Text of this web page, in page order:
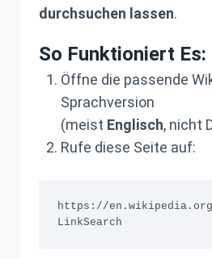
durchsuchen lassen.
So Funktioniert Es:
Öffne die passende
Sprachversion
(meist Englisch, nicht
Rufe diese Seite auf:
https://